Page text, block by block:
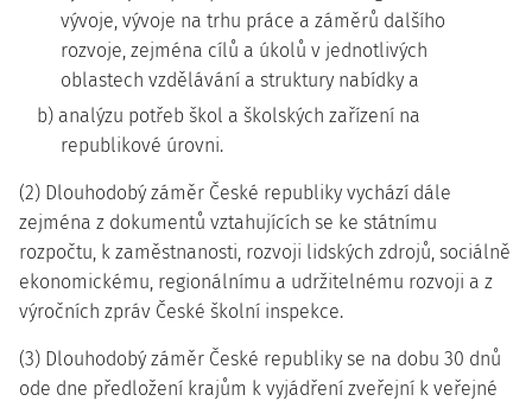
vývoje, vývoje na trhu práce a záměrů dalšího
rozvoje, zejména cílů a úkolů v jednotlivých
oblastech vzdělávání a struktury nabídky a
b) analýzu potřeb škol a školských zařízení na
republikové úrovni.
(2) Dlouhodobý záměr České republiky vychází dále
zejména z dokumentů vztahujících se ke státnímu
rozpočtu, k zaměstnanosti, rozvoji lidských zdrojů, sociálně
ekonomickému, regionálnímu a udržitelnému rozvoji a z
výročních zpráv České školní inspekce.
(3) Dlouhodobý záměr České republiky se na dobu 30 dnů
ode dne předložení krajům k vyjádření zveřejní k veřejné